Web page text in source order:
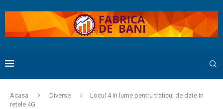
Acasa Diverse
Locul 4 in lume pentru traficul de date in
retele 4G